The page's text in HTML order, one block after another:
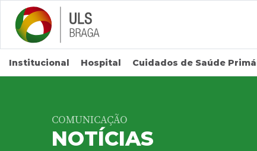
Saltar para conteúdo principal
Institucional Hospital Cuidados de Saúde
COMUNICAÇÃO
NOTÍCIAS